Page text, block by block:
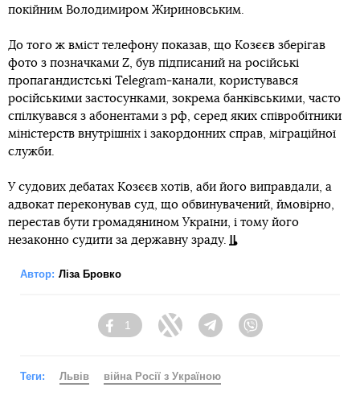
покійним Володимиром Жириновським.
До того ж вміст телефону показав, що Козєєв зберігав
фото з позначками Z, був підписаний на російські
пропагандистські Telegram-канали, користувався
російськими застосунками, зокрема банківськими, часто
спілкувався з абонентами з рф, серед яких співробітники
міністерств внутрішніх і закордонних справ, міграційної
служби.
У судових дебатах Козєєв хотів, аби його виправдали, а
адвокат переконував суд, що обвинувачений, ймовірно,
перестав бути громадянином України, і тому його
незаконно судити за державну зраду.
Автор: Ліза Бровко
Facebook
1
Twitter TelegramViber
Теги: Львів війна Росії з Україною